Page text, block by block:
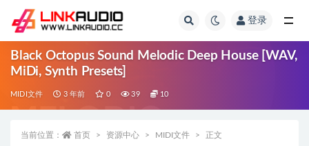
登录
Black Octopus Sound Melodic Deep House [WAV,
MiDi, Synth Presets]
MIDI文件 3 年前 0 39 10
当前位置： 首页 资源中心 MIDI文件 正文